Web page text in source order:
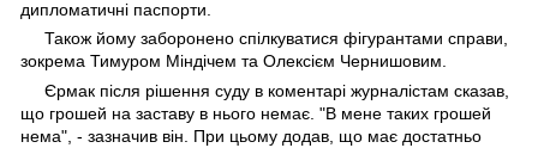
дипломатичні паспорти.
Також йому заборонено спілкуватися фігурантами справи,
зокрема Тимуром Міндічем та Олексієм Чернишовим.
Єрмак після рішення суду в коментарі журналістам сказав,
що грошей на заставу в нього немає. "В мене таких грошей
нема", - зазначив він. При цьому додав, що має достатньо